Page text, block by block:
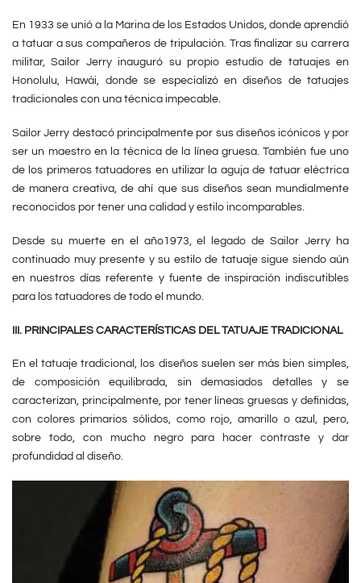
En 1933 se unió a la Marina de los Estados Unidos, donde aprendió
a tatuar a sus compañeros de tripulación. Tras finalizar su carrera
militar, Sailor Jerry inauguró su propio estudio de tatuajes en
Honolulu, Hawái, donde se especializó en diseños de tatuajes
tradicionales con una técnica impecable.
Sailor Jerry destacó principalmente por sus diseños icónicos y por
ser un maestro en la técnica de la línea gruesa. También fue uno
de los primeros tatuadores en utilizar la aguja de tatuar eléctrica
de manera creativa, de ahí que sus diseños sean mundialmente
reconocidos por tener una calidad y estilo incomparables.
Desde su muerte en el año1973, el legado de Sailor Jerry ha
continuado muy presente y su estilo de tatuaje sigue siendo aún
en nuestros días referente y fuente de inspiración indiscutibles
para los tatuadores de todo el mundo.
III. PRINCIPALES CARACTERÍSTICAS DEL TATUAJE TRADICIONAL
En el tatuaje tradicional, los diseños suelen ser más bien simples,
de composición equilibrada, sin demasiados detalles y se
caracterizan, principalmente, por tener líneas gruesas y definidas,
con colores primarios sólidos, como rojo, amarillo o azul, pero,
sobre todo, con mucho negro para hacer contraste y dar
profundidad al diseño.